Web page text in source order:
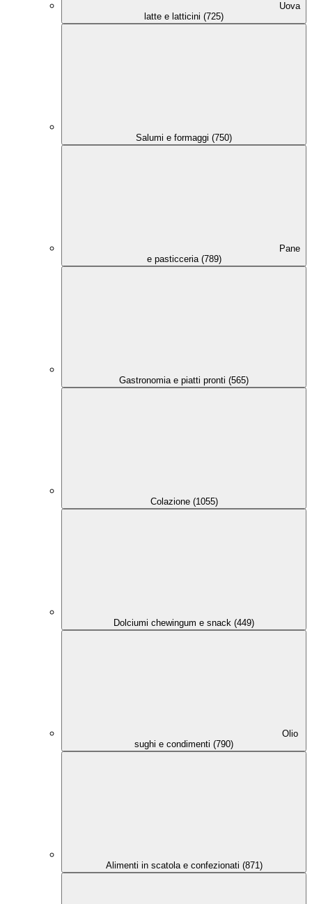
Uova
latte e latticini (725)
Salumi e formaggi (750)
Pane
e pasticceria (789)
Gastronomia e piatti pronti (565)
Colazione (1055)
Dolciumi chewingum e snack (449)
Olio
sughi e condimenti (790)
Alimenti in scatola e confezionati (871)